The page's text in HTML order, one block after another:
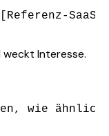
Interesse.